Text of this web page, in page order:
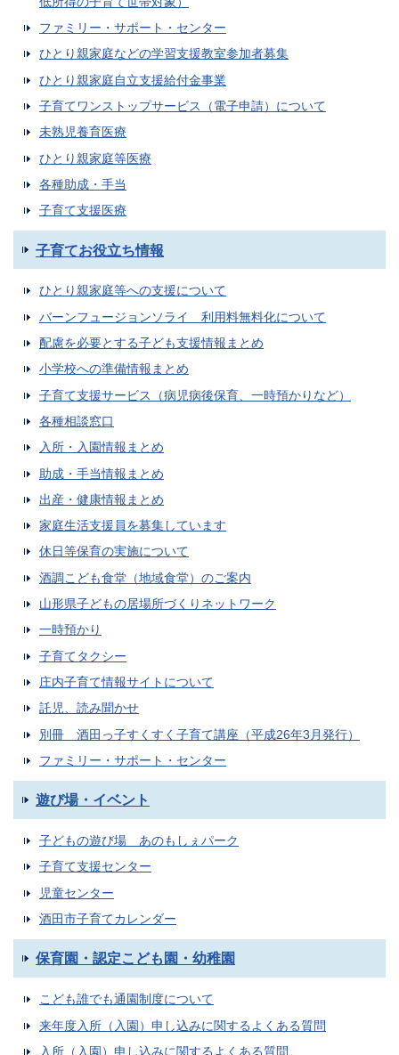
ファミリー・サポート・センター
ひとり親家庭などの学習支援教室参加者募集
ひとり親家庭自立支援給付金事業
子育てワンストップサービス（電子申請）について
未熟児養育医療
ひとり親家庭等医療
各種助成・手当
子育て支援医療
子育てお役立ち情報
ひとり親家庭等への支援について
バーンフュージョンソライ 利用料無料化について
配慮を必要とする子ども支援情報まとめ
小学校への準備情報まとめ
子育て支援サービス（病児病後保育、一時預かりなど）
各種相談窓口
入所・入園情報まとめ
助成・手当情報まとめ
出産・健康情報まとめ
家庭生活支援員を募集しています
休日等保育の実施について
酒調こども食堂（地域食堂）のご案内
山形県子どもの居場所づくりネットワーク
一時預かり
子育てタクシー
庄内子育て情報サイトについて
託児、読み聞かせ
別冊 酒田っ子すくすく子育て講座（平成26年3月発行）
ファミリー・サポート・センター
遊び場・イベント
子どもの遊び場 あのもしぇパーク
子育て支援センター
児童センター
酒田市子育てカレンダー
保育園・認定こども園・幼稚園
こども誰でも通園制度について
来年度入所（入園）申し込みに関するよくある質問
入所（入園）申し込みに関するよくある質問